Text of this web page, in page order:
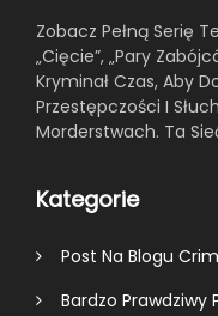
Zobacz Pełną Serię
„Cięcie”, „Pary
Kryminał Czas, Aby
Przestępczości I
Morderstwach. Ta
Kategorie
Post Na Blogu
Bardzo Prawdziwy